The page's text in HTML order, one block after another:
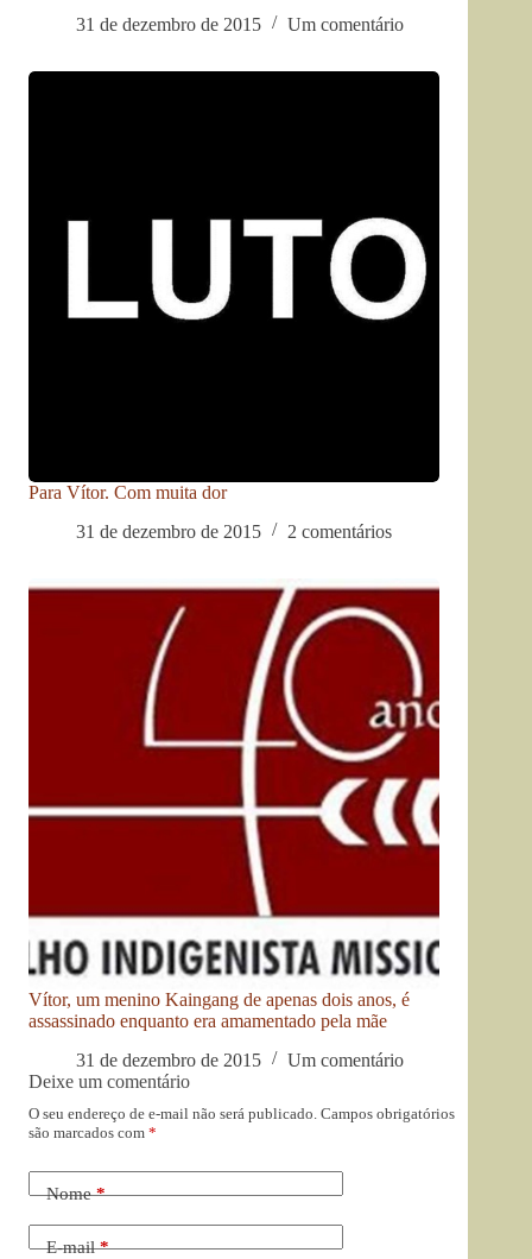
31 de dezembro de 2015 Um comentário
Para Vítor. Com muita dor
31 de dezembro de 2015
2 comentários
Vítor, um menino Kaingang de apenas dois anos, é
assassinado enquanto era amamentado pela mãe
31 de dezembro de 2015
Um comentário
Deixe um comentário
O seu endereço de e-mail não será publicado. Campos obrigatórios
são marcados com *
Nome*
E-mail*